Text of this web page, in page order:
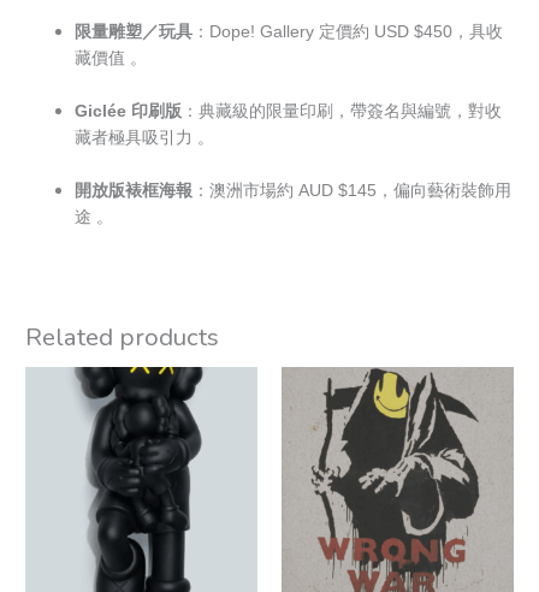
限量雕塑／玩具 ：Dope! Gallery 定價約 USD $450，具收
藏價值 。
Giclée 印刷版 ：典藏級的限量印刷，帶簽名與編號，對收
藏者極具吸引力 。
開放版裱框海報 ：澳洲市場約 AUD $145，偏向藝術裝飾用
途 。
Related products